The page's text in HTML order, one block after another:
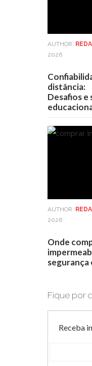
AUTHOR:
2026
distância:
Desafios e
AUTHOR:
2026
Onde
segurança
Fique por
Receba